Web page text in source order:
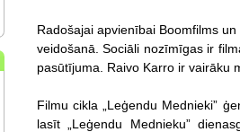
Radošajai apvienībai Boomfilms
veidošanā. Sociāli nozīmīgas ir
pasūtījuma. Raivo Karro ir vairāku
Filmu cikla „Leģendu Mednieki”
lasīt „Leģendu Mednieku”